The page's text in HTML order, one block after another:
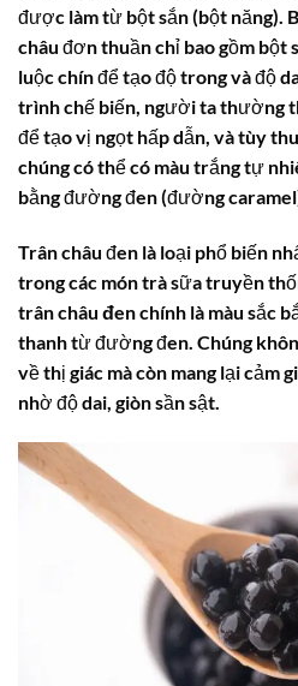
được làm từ bột sắn (bột năng).
châu đơn thuần chỉ bao gồm bột
luộc chín để tạo độ trong và độ
trình chế biến, người ta thường
để tạo vị ngọt hấp dẫn, và tùy
chúng có thể có màu trắng tự
bằng đường đen (đường
Trân châu đen là loại phổ biến
trong các món trà sữa truyền
trân châu đenchính là màu sắc
thanh từ đường đen. Chúng
về thị giác mà còn mang lại cảm
nhờ độ dai, giòn sần sật.